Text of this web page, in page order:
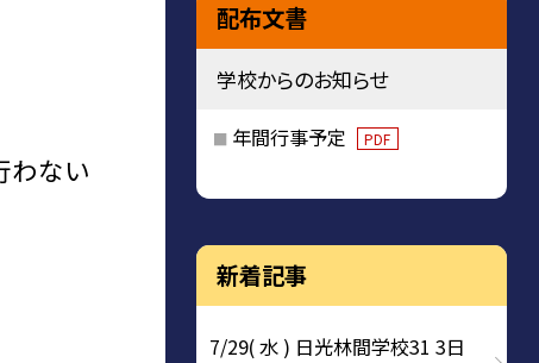
わない
配布文書
学校からのお知らせ
年間行事予定 PDF
新着記事
7/29( 水 ) 日光林間学校31 3日